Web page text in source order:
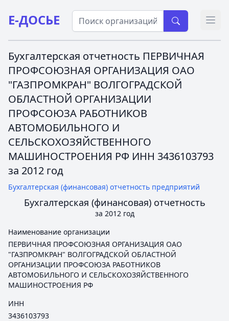
Е-ДОСЬЕ
Бухгалтерская отчетность ПЕРВИЧНАЯ
ПРОФСОЮЗНАЯ ОРГАНИЗАЦИЯ ОАО
"ГАЗПРОМКРАН" ВОЛГОГРАДСКОЙ
ОБЛАСТНОЙ ОРГАНИЗАЦИИ
ПРОФСОЮЗА РАБОТНИКОВ
АВТОМОБИЛЬНОГО И
СЕЛЬСКОХОЗЯЙСТВЕННОГО
МАШИНОСТРОЕНИЯ РФ ИНН 3436103793
за 2012 год
Бухгалтерская (финансовая) отчетность предприятий
Бухгалтерская (финансовая) отчетность
за 2012 год
Наименование организации
ПЕРВИЧНАЯ ПРОФСОЮЗНАЯ ОРГАНИЗАЦИЯ ОАО
"ГАЗПРОМКРАН" ВОЛГОГРАДСКОЙ ОБЛАСТНОЙ
ОРГАНИЗАЦИИ ПРОФСОЮЗА РАБОТНИКОВ
АВТОМОБИЛЬНОГО И СЕЛЬСКОХОЗЯЙСТВЕННОГО
МАШИНОСТРОЕНИЯ РФ
ИНН
3436103793